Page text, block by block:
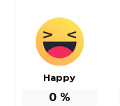
Happy
0%